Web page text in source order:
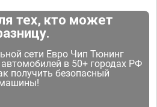
тех, кто может
сети Евро Чип Тюнинг
в 50+ городах РФ
получить безопасный